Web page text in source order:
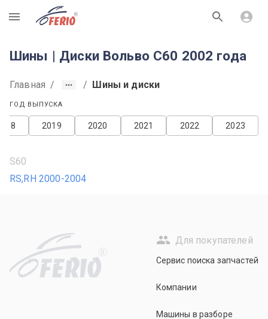
R
Шины | Диски Вольво С60 2002 года
Главная / / Шины и диски
ГОД ВЫПУСКА
2023
2022
2021
2020
2019
S60
RS,RH 2000-2004
R
Для покупателей
Сервис поиска запчастей
Компании
Машины в разборе